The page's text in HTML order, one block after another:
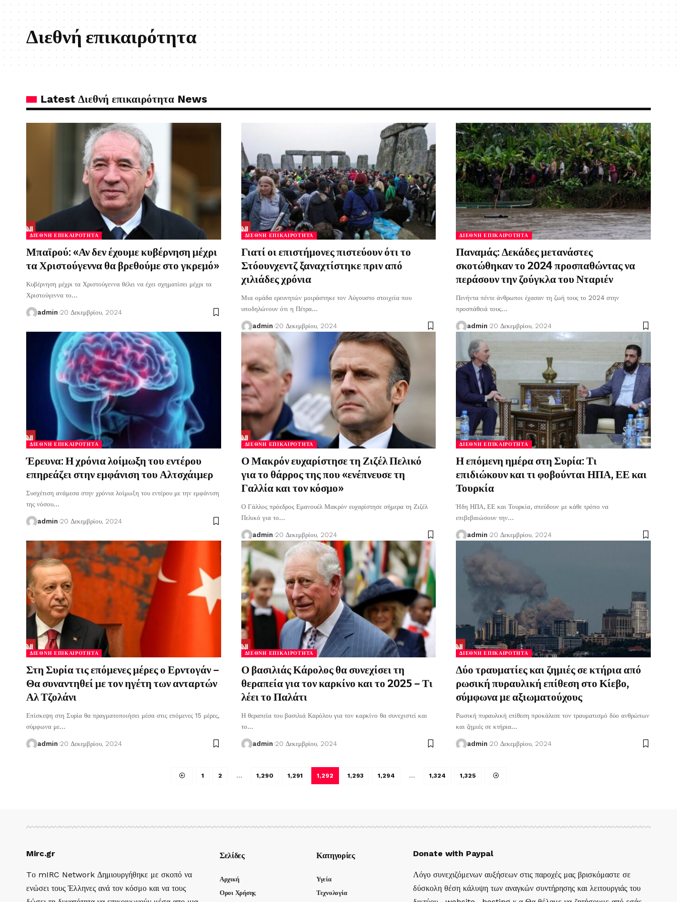
Διεθνή επικαιρότητα
Latest Διεθνή επικαιρότητα News
ΔΙΕΘΝΉ ΕΠΙΚΑΙΡΌΤΗΤΑ
Μπαϊρού: «Αν δεν έχουμε κυβέρνηση μέχρι
τα Χριστούγεννα θα βρεθούμε στο γκρεμό»
Κυβέρνηση μέχρι τα Χριστούγεννα θέλει να έχει σχηματίσει μέχρι τα
Χριστούγεννα το…
admin 20 Δεκεμβρίου, 2024
ΔΙΕΘΝΉ ΕΠΙΚΑΙΡΌΤΗΤΑ
Γιατί οι επιστήμονες πιστεύουν ότι το
Στόουνχεντζ ξαναχτίστηκε πριν από
χιλιάδες χρόνια
Μια ομάδα ερευνητών μοιράστηκε τον Αύγουστο στοιχεία που
υποδηλώνουν ότι η Πέτρα…
admin 20 Δεκεμβρίου, 2024
ΔΙΕΘΝΉ ΕΠΙΚΑΙΡΌΤΗΤΑ
Παναμάς: Δεκάδες μετανάστες
σκοτώθηκαν το 2024 προσπαθώντας να
περάσουν την ζούγκλα του Νταριέν
Πενήντα πέντε άνθρωποι έχασαν τη ζωή τους το 2024 στην
προσπάθειά τους…
admin 20 Δεκεμβρίου, 2024
ΔΙΕΘΝΉ ΕΠΙΚΑΙΡΌΤΗΤΑ
Έρευνα: Η χρόνια λοίμωξη του εντέρου
επηρεάζει στην εμφάνιση του Αλτσχάιμερ
Συσχέτιση ανάμεσα στην χρόνια λοίμωξη του εντέρου με την εμφάνιση
της νόσου…
admin 20 Δεκεμβρίου, 2024
ΔΙΕΘΝΉ ΕΠΙΚΑΙΡΌΤΗΤΑ
Ο Μακρόν ευχαρίστησε τη Ζιζέλ Πελικό
για το θάρρος της που «ενέπνευσε τη
Γαλλία και τον κόσμο»
Ο Γάλλος πρόεδρος Εμανουέλ Μακρόν ευχαρίστησε σήμερα τη Ζιζέλ
Πελικό για το…
admin 20 Δεκεμβρίου, 2024
ΔΙΕΘΝΉ ΕΠΙΚΑΙΡΌΤΗΤΑ
Η επόμενη ημέρα στη Συρία: Τι
επιδιώκουν και τι φοβούνται ΗΠΑ, ΕΕ και
Τουρκία
Ήδη ΗΠΑ, ΕΕ και Τουρκία, σπεύδουν με κάθε τρόπο να
επιβεβαιώσουν την…
admin 20 Δεκεμβρίου, 2024
ΔΙΕΘΝΉ ΕΠΙΚΑΙΡΌΤΗΤΑ
Στη Συρία τις επόμενες μέρες ο Ερντογάν –
Θα συναντηθεί με τον ηγέτη των ανταρτών
Αλ Τζολάνι
Επίσκεψη στη Συρία θα πραγματοποιήσει μέσα στις επόμενες 15 μέρες,
σύμφωνα με…
admin 20 Δεκεμβρίου, 2024
ΔΙΕΘΝΉ ΕΠΙΚΑΙΡΌΤΗΤΑ
Ο βασιλιάς Κάρολος θα συνεχίσει τη
θεραπεία για τον καρκίνο και το 2025 – Τι
λέει το Παλάτι
Η θεραπεία του βασιλιά Καρόλου για τον καρκίνο θα συνεχιστεί και
το…
admin 20 Δεκεμβρίου, 2024
ΔΙΕΘΝΉ ΕΠΙΚΑΙΡΌΤΗΤΑ
Δύο τραυματίες και ζημιές σε κτήρια από
ρωσική πυραυλική επίθεση στο Κίεβο,
σύμφωνα με αξιωματούχους
Ρωσική πυραυλική επίθεση προκάλεσε τον τραυματισμό δύο ανθρώπων
και ζημιές σε κτήρια…
admin 20 Δεκεμβρίου, 2024
1 2 … 1,290 1,291 1,292 1,293 1,294 … 1,324 1,325
Mirc.gr
Tο mIRC Network Δημιουργήθηκε με σκοπό να
ενώσει τους Έλληνες ανά τον κόσμο και να τους
Σελίδες
Αρχική
Οροι Χρήσης
Κατηγορίες
Υγεία
Τεχνολογία
Donate with Paypal
Λόγο συνεχιζόμενων αυξήσεων στις παροχές μας βρισκόμαστε σε
δύσκολη θέση κάλυψη των αναγκών συντήρησης και λειτουργιάς του